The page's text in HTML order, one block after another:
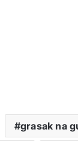
grasak na